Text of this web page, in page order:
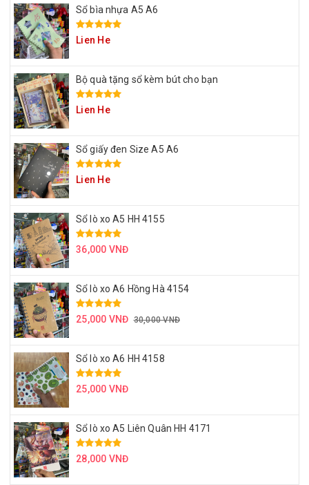
Sổ bìa nhựa A5 A6
Lien He
Bộ quà tặng sổ kèm bút cho bạn
Lien He
Sổ giấy đen Size A5 A6
Lien He
Sổ lò xo A5 HH 4155
36,000 VNĐ
Sổ lò xo A6 Hồng Hà 4154
25,000 VNĐ 30,000 VNĐ
Sổ lò xo A6 HH 4158
25,000 VNĐ
Sổ lò xo A5 Liên Quân HH 4171
28,000 VNĐ